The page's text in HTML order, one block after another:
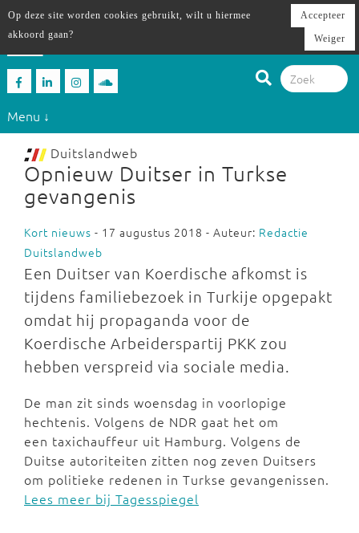
Menu ↓
Duitslandweb
Opnieuw Duitser in Turkse
gevangenis
Kort nieuws - 17 augustus 2018 - Auteur: Redactie
Duitslandweb
Een Duitser van Koerdische afkomst is
tijdens familiebezoek in Turkije opgepakt
omdat hij propaganda voor de
Koerdische Arbeiderspartij PKK zou
hebben verspreid via sociale media.
De man zit sinds woensdag in voorlopige
hechtenis. Volgens de NDR gaat het om
een taxichauffeur uit Hamburg. Volgens de
Duitse autoriteiten zitten nog zeven Duitsers
om politieke redenen in Turkse gevangenissen.
Lees meer bij Tagesspiegel
Op deze site worden cookies gebruikt, wilt u hiermee
akkoord gaan?
Accepteer
Weiger